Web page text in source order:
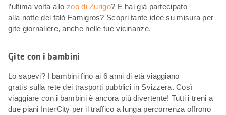
l’ultima volta allozoo di Zurigo? E hai già partecipato
alla notte dei falò Famigros? Scopri tante idee su misura per
gite giornaliere, anche nelle tue vicinanze.
Gite con i bambini
Lo sapevi? I bambini fino ai 6 anni di età viaggiano
gratis sulla rete dei trasporti pubblici in Svizzera. Così
viaggiare con i bambini è ancora più divertente! Tutti i treni a
due piani InterCity per il traffico a lunga percorrenza offrono